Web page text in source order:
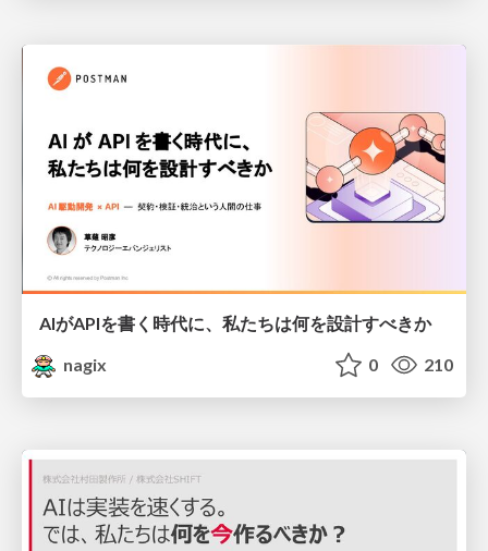
AIがAPIを書く時代に、私たちは何を設計すべきか
nagix
0 210